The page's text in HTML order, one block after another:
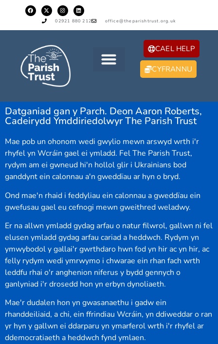
02921 880 212 office@theparishtrust.org.uk
CAEL HELP
CYFRANNU
Datganiad gan y Parch. Deon Aaron Roberts,
Cadeirydd Ymddiriedolwyr The Parish Trust
Mae pob un ohonom wedi gwylio mewn arswyd wrth i'r
rhyfel yn Wcráin gael ei ymladd. Fel The Parish Trust,
rydym am ei gwneud hi'n hollol glir i Ukrainians bod
ganddynt ein calonnau a'n gweddïau ar hyn o bryd.
Ond mae'n rhaid i feddyliau ein calonnau a gweddïau ein
gwefusau gael eu cefnogi mewn gweithred weladwy.
Er na allwn ymladd gydag arfau o natur filwrol, gallwn ni fel
elusen ymladd gydag arfau cariad a heddwch. Rydym yn
ymwybodol y gallai'r gwrthdaro hwn fod yn hir ac yn hir, ac
felly rydym wedi ymrwymo i chwarae ein rhan fach wrth
leddfu rhai o'r anghenion niferus y bydd gennych o
ganlyniad i'r drosedd hon yn erbyn dynoliaeth.
Mae'r dudalen hon yn gwasanaethu i gadw ein
rhanddeiliaid, a chi, ein ffrindiau Wcráin, yn ddiweddar o ran
yr hyn y gallwn ei ddarparu yn ymarferol wrth i'r rhyfel ar
ddemocratiaeth a heddwch fynd ymlaen.